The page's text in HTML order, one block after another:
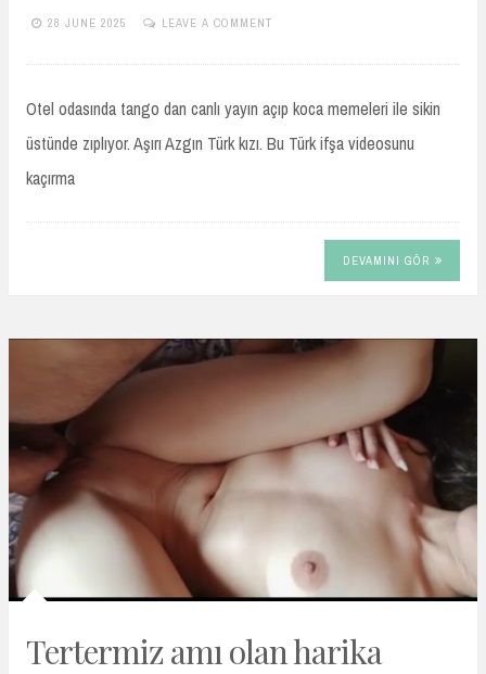
28 JUNE 2025
LEAVE A COMMENT
Otel odasında tango dan canlı yayın açıp koca memeleri ile sikin
üstünde zıplıyor. Aşırı Azgın Türk kızı. Bu Türk ifşa videosunu
kaçırma
DEVAMINI GÖR
Tertermiz amı olan harika